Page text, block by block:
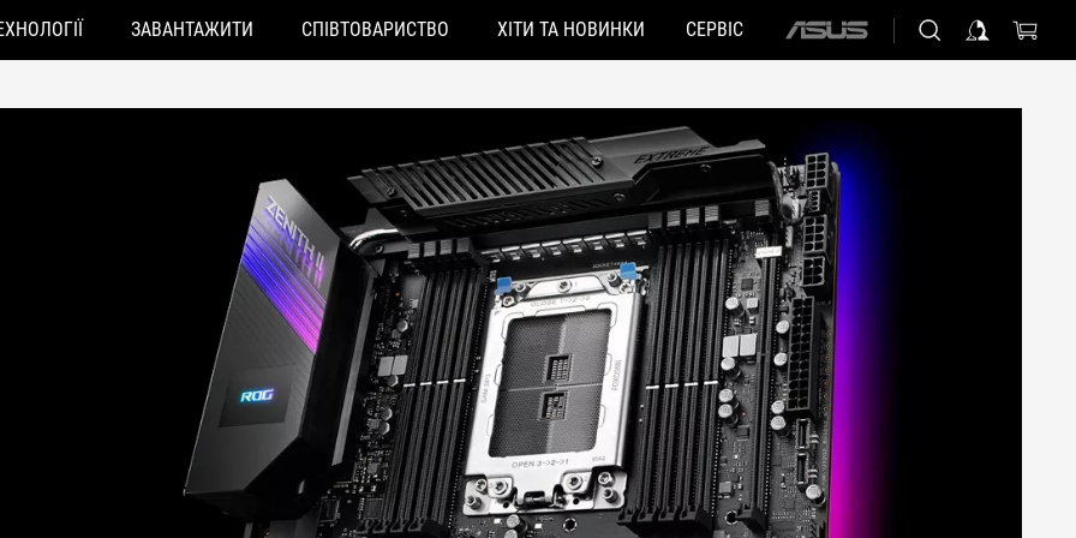
ЗАВАНТАЖИТИ СПІВТОВАРИСТВО ХІТИ ТА НОВИНКИ СЕРВІС
ASUS